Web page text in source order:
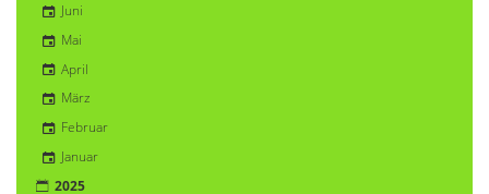
Juni
Mai
April
März
Februar
Januar
2025